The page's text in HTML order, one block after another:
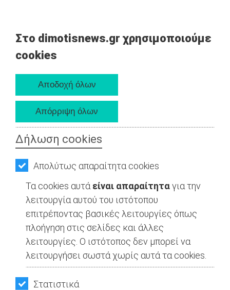
Στο dimotisnews.gr χρησιμοποιούμε
cookies
Δήλωση cookies
Απολύτως απαραίτητα cookies
Τα cookies αυτά είναι απαραίτηταγια την
λειτουργία αυτού του ιστότοπου
επιτρέποντας βασικές λειτουργίες όπως
πλοήγηση στις σελίδες και άλλες
λειτουργίες. Ο ιστότοπος δεν μπορεί να
λειτουργήσει σωστά χωρίς αυτά τα cookies.
Στατιστικά